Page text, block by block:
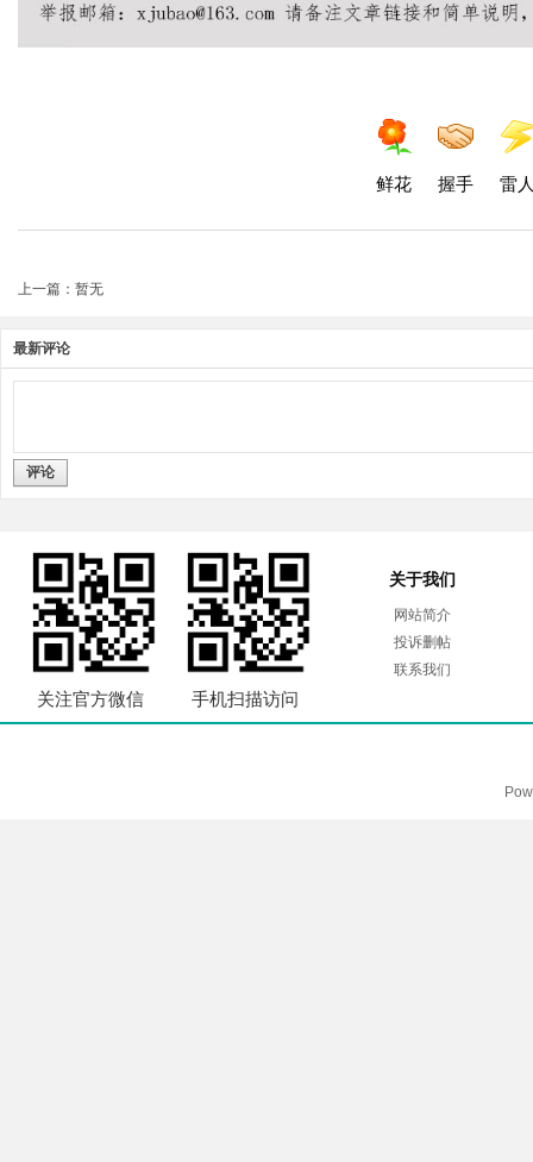
鲜花 握手 雷
上一篇：暂无
最新评论
评论
关注官方微信 手机扫描访问
关于我们
网站简介
投诉删帖
联系我们